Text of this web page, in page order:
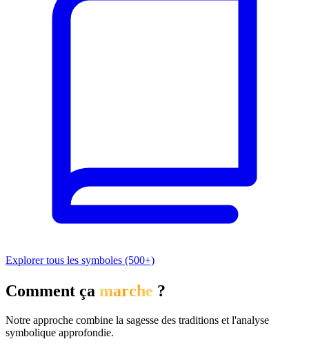
Explorer tous les symboles (500+)
Comment ça marche ?
Notre approche combine la sagesse des traditions et l'analyse
symbolique approfondie.